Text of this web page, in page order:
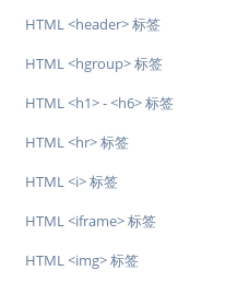
HTML <header> 标签
HTML <hgroup> 标签
HTML <h1> - <h6> 标签
HTML <hr> 标签
HTML <i> 标签
HTML <iframe> 标签
HTML <img> 标签